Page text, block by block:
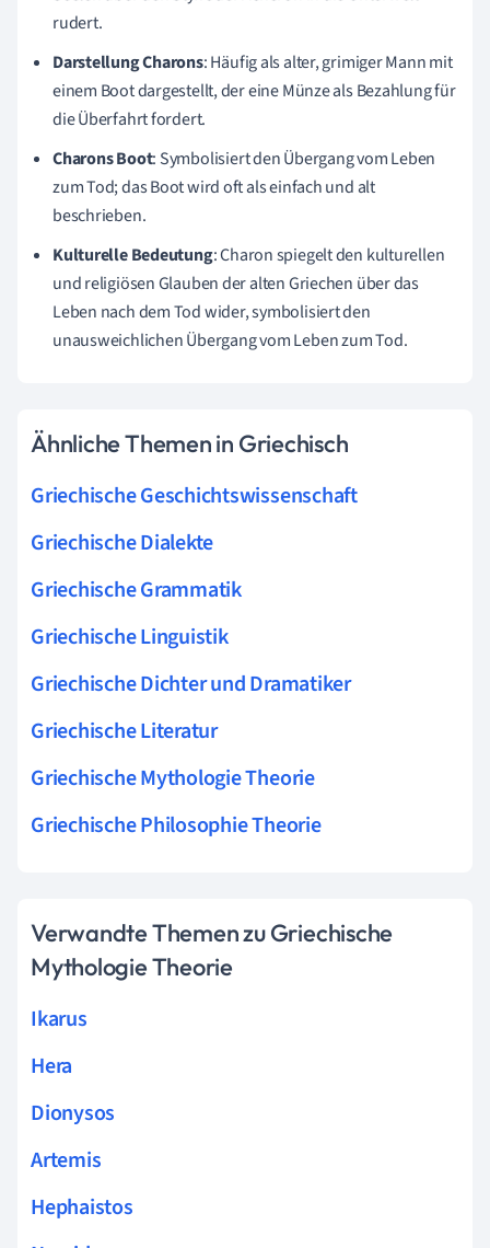
rudert.
Darstellung Charons: Häufig als alter, grimiger Mann mit
einem Boot dargestellt, der eine Münze als Bezahlung für
die Überfahrt fordert.
Charons Boot: Symbolisiert den Übergang vom Leben
zum Tod; das Boot wird oft als einfach und alt
beschrieben.
Kulturelle Bedeutung: Charon spiegelt den kulturellen
und religiösen Glauben der alten Griechen über das
Leben nach dem Tod wider, symbolisiert den
unausweichlichen Übergang vom Leben zum Tod.
Ähnliche Themen in Griechisch
Griechische Geschichtswissenschaft
Griechische Dialekte
Griechische Grammatik
Griechische Linguistik
Griechische Dichter und Dramatiker
Griechische Literatur
Griechische Mythologie Theorie
Griechische Philosophie Theorie
Verwandte Themen zu Griechische
Mythologie Theorie
Ikarus
Hera
Dionysos
Artemis
Hephaistos